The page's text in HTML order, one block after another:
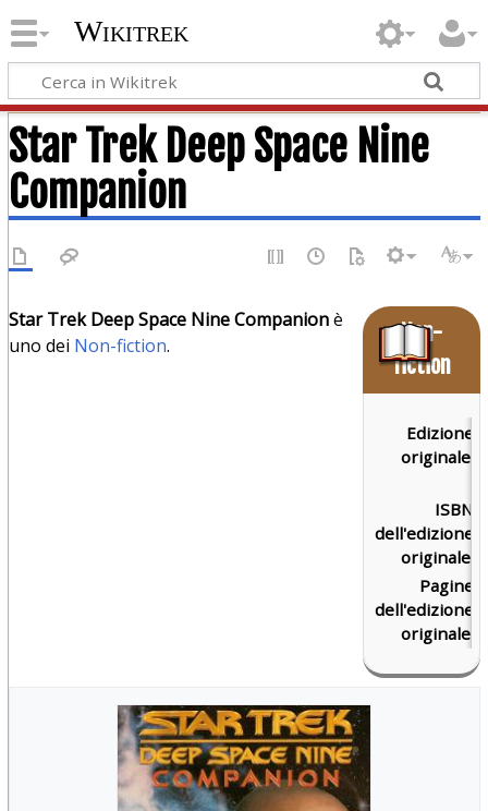
Wikitrek
Star Trek Deep Space Nine
Companion
Non-
fiction
Edizione
originale:
ISBN
dell'edizione
originale:
Pagine
dell'edizione
originale:
Star Trek Deep Space Nine Companionè
uno dei Non-fiction.